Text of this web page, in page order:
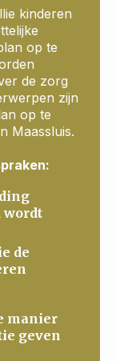
kinderen
op te
de zorg
zijn
op te
Maassluis.
wordt
de
manier
geven